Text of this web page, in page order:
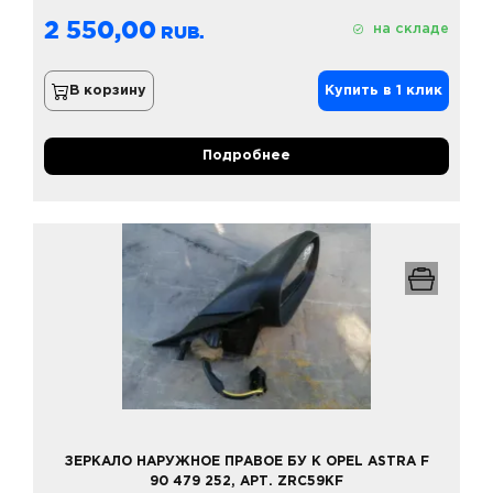
2 550,00 на складе
В корзину Купить в 1 клик
Подробнее
ЗЕРКАЛО НАРУЖНОЕ ПРАВОЕ БУ К OPEL ASTRA F
90 479 252, АРТ. ZRC59KF